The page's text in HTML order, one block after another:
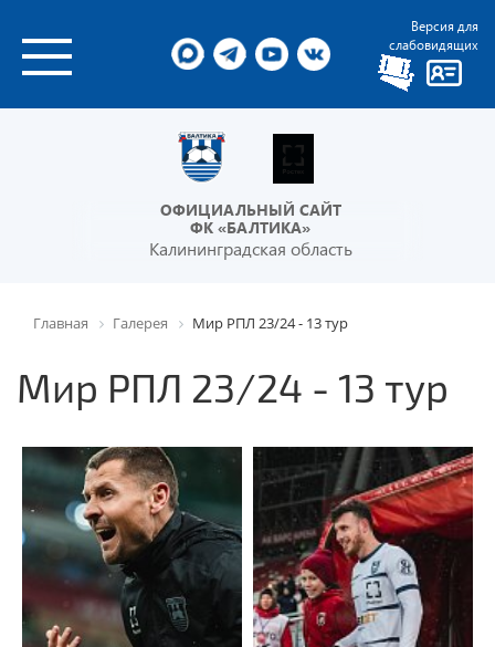
Версия для
слабовидящих
ОФИЦИАЛЬНЫЙ САЙТ
ФК «БАЛТИКА»
Калининградская область
Главная Галерея Мир РПЛ 23/24 - 13 тур
Мир РПЛ 23/24 - 13 тур